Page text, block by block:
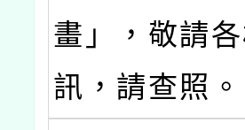
畫」，敬請
訊，請查照。